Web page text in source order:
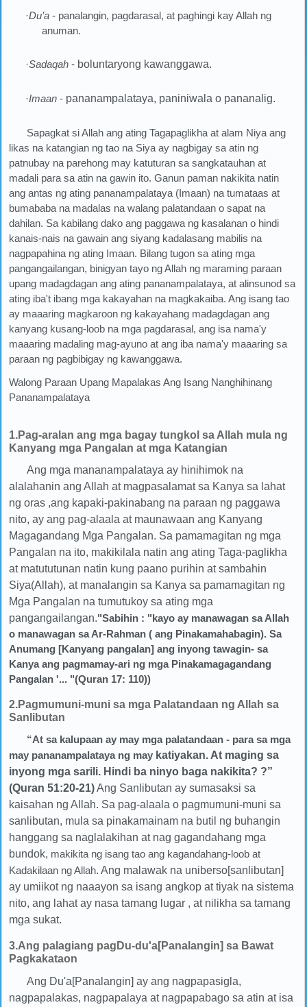
·Du’a - panalangin, pagdarasal, at paghingi kay Allah ng
anuman.
·Sadaqah - boluntaryong kawanggawa.
·Imaan - pananampalataya, paniniwala o pananalig.
Sapagkat si Allah ang ating Tagapaglikha at alam Niya ang
likas na katangian ng tao na Siya ay nagbigay sa atin ng
patnubay na parehong may katuturan sa sangkatauhan at
madali para sa atin na gawin ito. Ganun paman nakikita natin
ang antas ng ating pananampalataya (Imaan) na tumataas at
bumababa na madalas na walang palatandaan o sapat na
dahilan. Sa kabilang dako ang paggawa ng kasalanan o hindi
kanais-nais na gawain ang siyang kadalasang mabilis na
nagpapahina ng ating Imaan. Bilang tugon sa ating mga
pangangailangan, binigyan tayo ng Allah ng maraming paraan
upang madagdagan ang ating pananampalataya, at alinsunod sa
ating iba't ibang mga kakayahan na magkakaiba. Ang isang tao
ay maaaring magkaroon ng kakayahang madagdagan ang
kanyang kusang-loob na mga pagdarasal, ang isa nama'y
maaaring madaling mag-ayuno at ang iba nama'y maaaring sa
paraan ng pagbibigay ng kawanggawa.
Walong Paraan Upang Mapalakas Ang Isang Nanghihinang
Pananampalataya
1.Pag-aralan ang mga bagay tungkol sa Allah mula ng
Kanyang mga Pangalan at mga Katangian
Ang mga mananampalataya ay hinihimok na
alalahanin ang Allah at magpasalamat sa Kanya sa lahat
ng oras ,ang kapaki-pakinabang na paraan ng paggawa
nito, ay ang pag-alaala at maunawaan ang Kanyang
Magagandang Mga Pangalan. Sa pamamagitan ng mga
Pangalan na ito, makikilala natin ang ating Taga-paglikha
at matututunan natin kung paano purihin at sambahin
Siya(Allah), at manalangin sa Kanya sa pamamagitan ng
Mga Pangalan na tumutukoy sa ating mga
pangangailangan."Sabihin : "kayo ay manawagan sa Allah
o manawagan sa Ar-Rahman ( ang Pinakamahabagin). Sa
Anumang [Kanyang pangalan] ang inyong tawagin- sa
Kanya ang pagmamay-ari ng mga Pinakamagagandang
Pangalan '... "(Quran 17: 110))
2.Pagmumuni-muni sa mga Palatandaan ng Allah sa
Sanlibutan
“At sa kalupaan ay may mga palatandaan - para sa mga
may pananampalataya ng may katiyakan. At maging sa
inyong mga sarili. Hindi ba ninyo baga nakikita? ?”
(Quran 51:20-21)Ang Sanlibutan ay sumasaksi sa
kaisahan ng Allah. Sa pag-alaala o pagmumuni-muni sa
sanlibutan, mula sa pinakamainam na butil ng buhangin
hanggang sa naglalakihan at nag gagandahang mga
bundok, makikita ng isang tao ang kagandahang-loob at
Kadakilaan ng Allah. Ang malawak na uniberso[sanlibutan]
ay umiikot ng naaayon sa isang angkop at tiyak na sistema
nito, ang lahat ay nasa tamang lugar , at nilikha sa tamang
mga sukat.
3.Ang palagiang pagDu-du'a[Panalangin] sa Bawat
Pagkakataon
Ang Du'a[Panalangin] ay ang nagpapasigla,
nagpapalakas, nagpapalaya at nagpapabago sa atin at isa